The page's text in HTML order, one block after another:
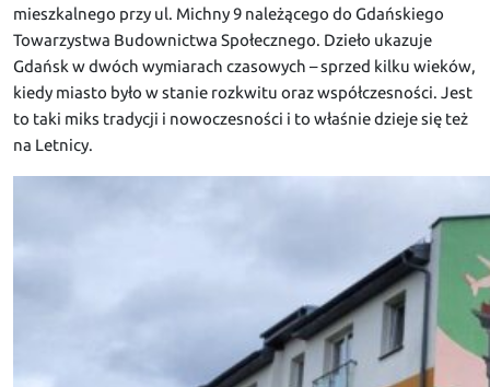
mieszkalnego przy ul. Michny 9 należącego do Gdańskiego
Towarzystwa Budownictwa Społecznego. Dzieło ukazuje
Gdańsk w dwóch wymiarach czasowych – sprzed kilku wieków,
kiedy miasto było w stanie rozkwitu oraz współczesności. Jest
to taki miks tradycji i nowoczesności i to właśnie dzieje się też
na Letnicy.